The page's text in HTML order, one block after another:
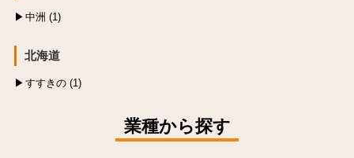
中洲 (1)
北海道
すすきの (1)
業種から探す